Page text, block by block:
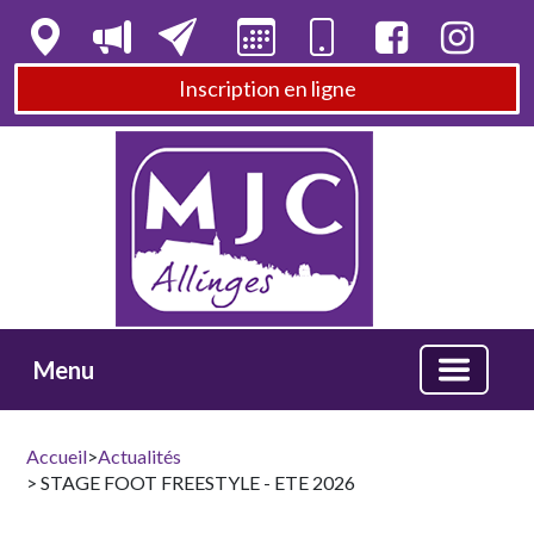
Inscription en ligne
Menu
Accueil>Actualités
> STAGE FOOT FREESTYLE - ETE 2026